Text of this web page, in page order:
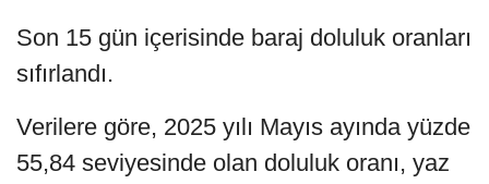
Son 15 gün içerisinde baraj doluluk oranları
sıfırlandı.
Verilere göre, 2025 yılı Mayıs ayında yüzde
55,84 seviyesinde olan doluluk oranı, yaz